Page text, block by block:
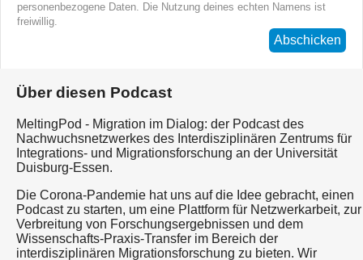
personenbezogene Daten. Die Nutzung deines echten Namens ist
freiwillig.
Abschicken
Über diesen Podcast
MeltingPod - Migration im Dialog: der Podcast des
Nachwuchsnetzwerkes des Interdisziplinären Zentrums für
Integrations- und Migrationsforschung an der Universität
Duisburg-Essen.
Die Corona-Pandemie hat uns auf die Idee gebracht, einen
Podcast zu starten, um eine Plattform für Netzwerkarbeit, zur
Verbreitung von Forschungsergebnissen und dem
Wissenschafts-Praxis-Transfer im Bereich der
interdisziplinären Migrationsforschung zu bieten. Wir